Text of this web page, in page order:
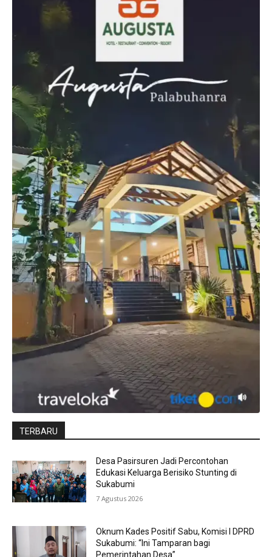
TERBARU
Desa Pasirsuren Jadi Percontohan
Edukasi Keluarga Berisiko Stunting di
Sukabumi
7 Agustus 2026
Oknum Kades Positif Sabu, Komisi I DPRD
Sukabumi: “Ini Tamparan bagi
Pemerintahan Desa”